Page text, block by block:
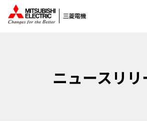
ニュースリリ